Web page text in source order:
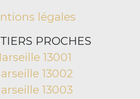
légales
PROCHES
13001
13002
13003